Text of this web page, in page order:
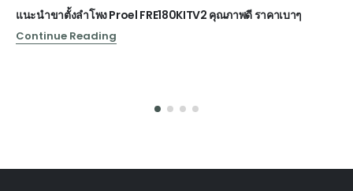
แนะนำขาตั้งลำโพง Proel FRE180KITV2 คุณภาพดี ราคาเบาๆ
Continue Reading